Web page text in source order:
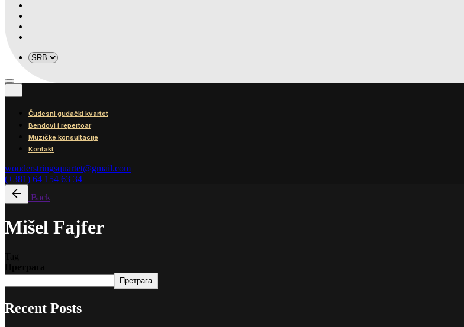
Čudesni gudački kvartet
Bendovi i repertoar
Muzičke konsultacije
Kontakt
wonderstringsquartet@gmail.com
(+381) 64 154 63 34
Back
Mišel Fajfer
Претрага
Recent Posts